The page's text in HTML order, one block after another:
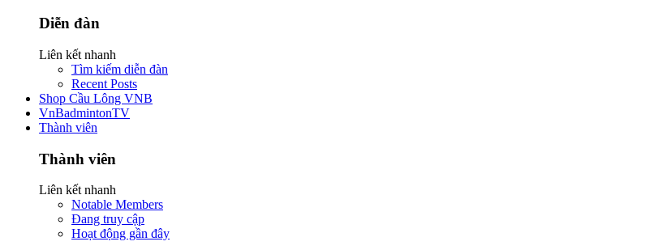
Diễn đàn
Liên kết nhanh
Tìm kiếm diễn đàn
Recent Posts
Shop Cầu Lông VNB
VnBadmintonTV
Thành viên
Thành viên
Liên kết nhanh
Notable Members
Đang truy cập
Hoạt động gần đây